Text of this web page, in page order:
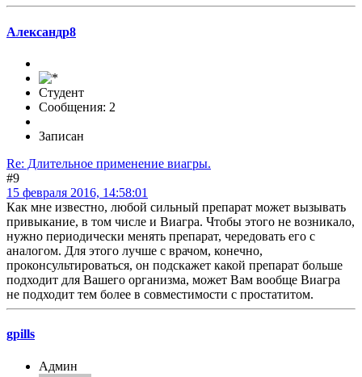
Александр8
Студент
Сообщения: 2
Записан
Re: Длительное применение виагры.
#9
15 февраля 2016, 14:58:01
Как мне известно, любой сильный препарат может вызывать
привыкание, в том числе и Виагра. Чтобы этого не возникало,
нужно периодически менять препарат, чередовать его с
аналогом. Для этого лучше с врачом, конечно,
проконсультироваться, он подскажет какой препарат больше
подходит для Вашего организма, может Вам вообще Виагра
не подходит тем более в совместимости с простатитом.
gpills
Админ